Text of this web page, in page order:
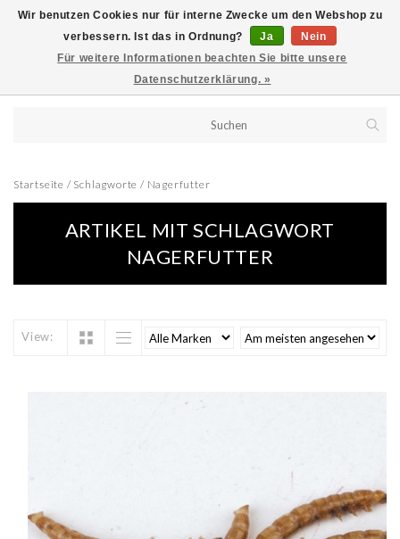
Startseite / Schlagworte / Nagerfutter
ARTIKEL MIT SCHLAGWORT
NAGERFUTTER
View:
Wir benutzen Cookies nur für interne Zwecke um den Webshop zu
verbessern. Ist das in Ordnung?
Ja
Nein
Für weitere Informationen beachten Sie bitte unsere
Datenschutzerklärung. »